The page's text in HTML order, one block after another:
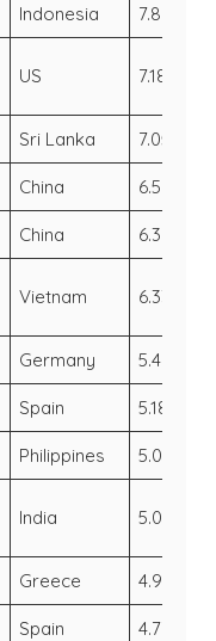
Indonesia 7.8
US 7.18
Sri Lanka 7.05
China 6.5
China 6.36
Vietnam 6.33
Germany 5.48
Spain 5.18
Philippines 5.05
India 5.05
Greece 4.91
Spain 4.77